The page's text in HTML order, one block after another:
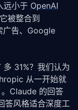
远小于 OpenAI
被整合到
广告、Google
31%？我们认为
从一开始就
Claude 的回答
风格适合深度工